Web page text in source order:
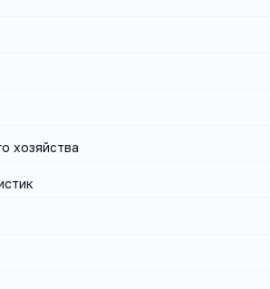
хозяйства